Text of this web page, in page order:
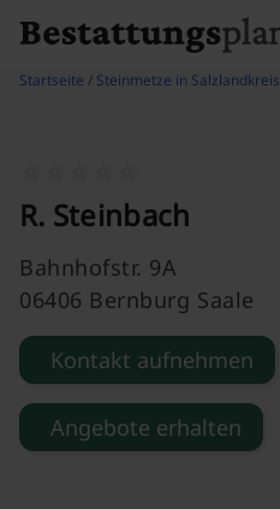
Startseite / Steinmetze in Salzlandkreis
R. Steinbach
Bahnhofstr. 9A
06406 Bernburg Saale
Kontakt aufnehmen
Angebote erhalten